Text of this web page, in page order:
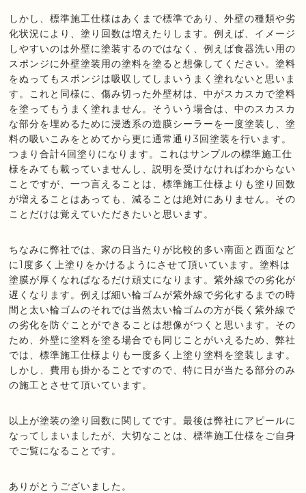
しかし、標準施工仕様はあくまで標準であり、外壁の種類や劣
化状況により、塗り回数は増えたりします。例えば、イメージ
しやすいのは外壁に塗装するのではなく、例えば食器洗い用の
スポンジに外壁塗装用の塗料を塗ると想像してください。塗料
をぬってもスポンジは吸収してしまいうまく塗れないと思いま
す。これと同様に、傷み切った外壁材は、中がスカスカで塗料
を塗ってもうまく塗れません。そういう場合は、中のスカスカ
な部分を埋めるために浸透系の造膜シーラーを一度塗装し、塗
料の吸いこみをとめてから更に通常通り3回塗装を行います。
つまり合計4回塗りになります。これはサンプルの標準施工仕
様をみても載っていませんし、説明を受けなければわからない
ことですが、一つ言えることは、標準施工仕様よりも塗り回数
が増えることはあっても、減ることは絶対にありません。その
ことだけは覚えていただきたいと思います。
ちなみに弊社では、家の日当たりが比較的多い南面と西面など
に1度多く上塗りをかけるようにさせて頂いています。塗料は
塗膜が厚くなればなるだけ頑丈になります。紫外線での劣化が
遅くなります。例えば細い輪ゴムが紫外線で劣化するまでの時
間と太い輪ゴムのそれでは当然太い輪ゴムの方が長く紫外線で
の劣化を防ぐことができることは想像がつくと思います。その
ため、外壁に塗料を塗る場合でも同じことがいえるため、弊社
では、標準施工仕様よりも一度多く上塗り塗料を塗装します。
しかし、費用も掛かることですので、特に日が当たる部分のみ
の施工とさせて頂いています。
以上が塗装の塗り回数に関してです。最後は弊社にアピールに
なってしまいましたが、大切なことは、標準施工仕様をご自身
でご覧になることです。
ありがとうございました。